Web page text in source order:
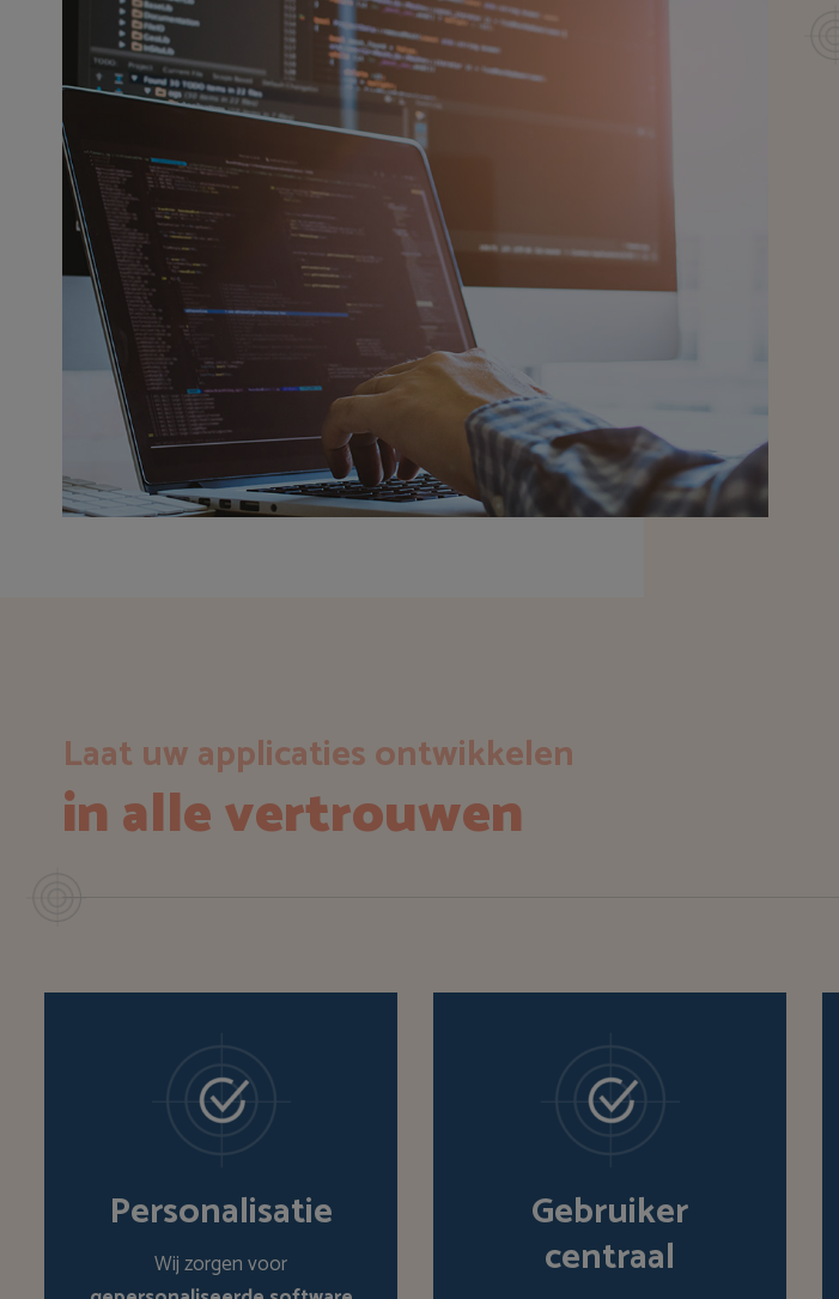
Laat uw applicaties ontwikkelen
in alle vertrouwen
Personalisatie
Wij zorgen voor
Gebruiker
centraal